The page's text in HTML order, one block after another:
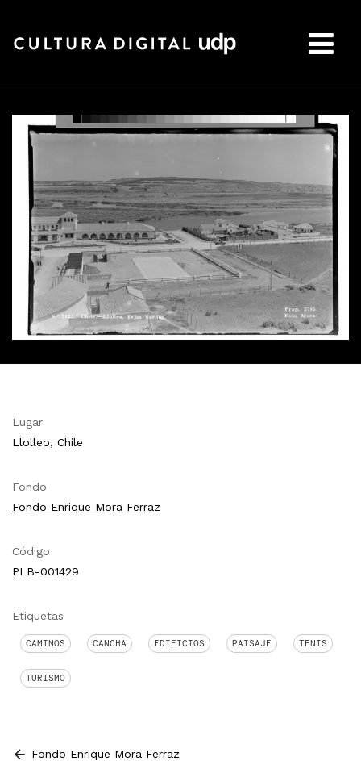
Lugar
Llolleo, Chile
Fondo
Fondo Enrique Mora Ferraz
Código
PLB-001429
Etiquetas
CAMINOS CANCHA EDIFICIOS PAISAJE TENIS
TURISMO
Fondo Enrique Mora Ferraz